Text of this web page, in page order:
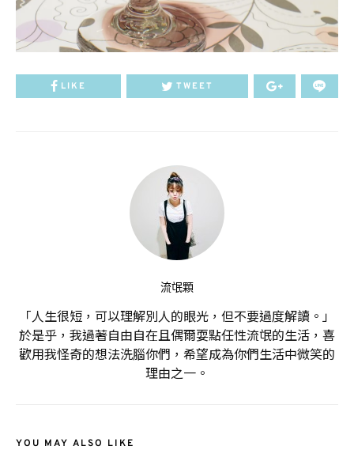
LIKE TWEET
流氓顆
「人生很短，可以理解別人的眼光，但不要過度解讀。」
於是乎，我過著自由自在且偶爾耍點任性流氓的生活，喜
歡用我怪奇的想法洗腦你們，希望成為你們生活中微笑的
理由之一。
YOU MAY ALSO LIKE